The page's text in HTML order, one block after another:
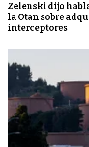
Zelenski dijo
la Otan sobre
interceptores